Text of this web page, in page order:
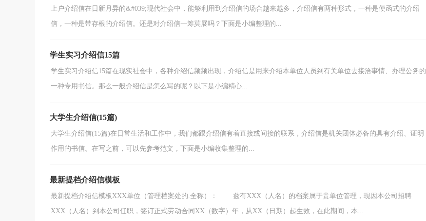
上户介绍信在日新月异的&#039;现代社会中，能够利用到介绍信的场合越来越多，介绍信有两种形式，一种是便函式的介绍
信，一种是带存根的介绍信。还是对介绍信一筹莫展吗？下面是小编整理的...
学生实习介绍信15篇
学生实习介绍信15篇在现实社会中，各种介绍信频频出现，介绍信是用来介绍本单位人员到有关单位去接洽事情、办理公务的
一种专用书信。那么一般介绍信是怎么写的呢？以下是小编精心...
大学生介绍信(15篇)
大学生介绍信(15篇)在日常生活和工作中，我们都跟介绍信有着直接或间接的联系，介绍信是机关团体必备的具有介绍、证明
作用的书信。在写之前，可以先参考范文，下面是小编收集整理的...
最新提档介绍信模板
最新提档介绍信模板XXX单位（管理档案处的.全称）： 兹有XXX（人名）的档案属于贵单位管理，现因本公司招聘
XXX（人名）到本公司任职，签订正式劳动合同XX（数字）年，从XX（日期）起生效，在此期间，本...